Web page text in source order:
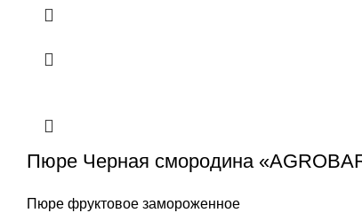
Пюре Черная смородина
Пюре фруктовое замороженное